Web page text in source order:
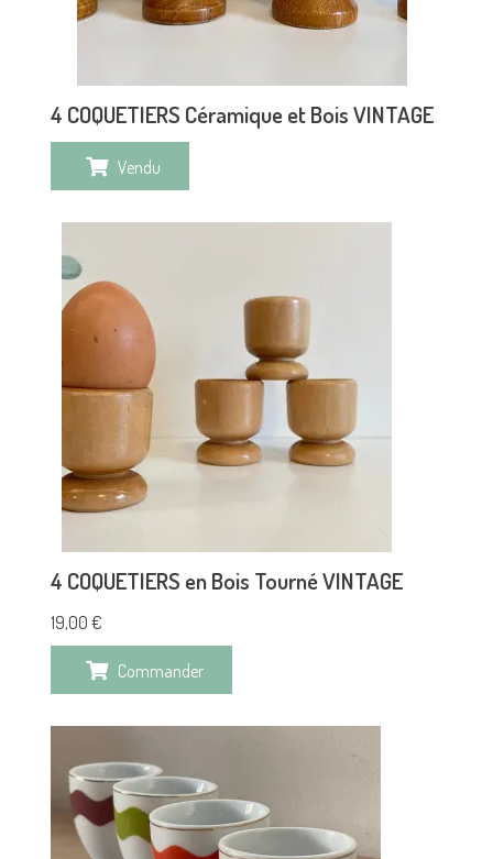
4 COQUETIERS Céramique et Bois VINTAGE
Vendu
4 COQUETIERS en Bois Tourné VINTAGE
19,00 €
Commander